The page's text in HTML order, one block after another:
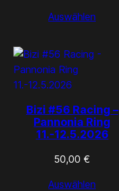
Auswählen
Bizi #56 Racing –
Pannonia Ring
11.-12.5.2026
50,00€
Auswählen